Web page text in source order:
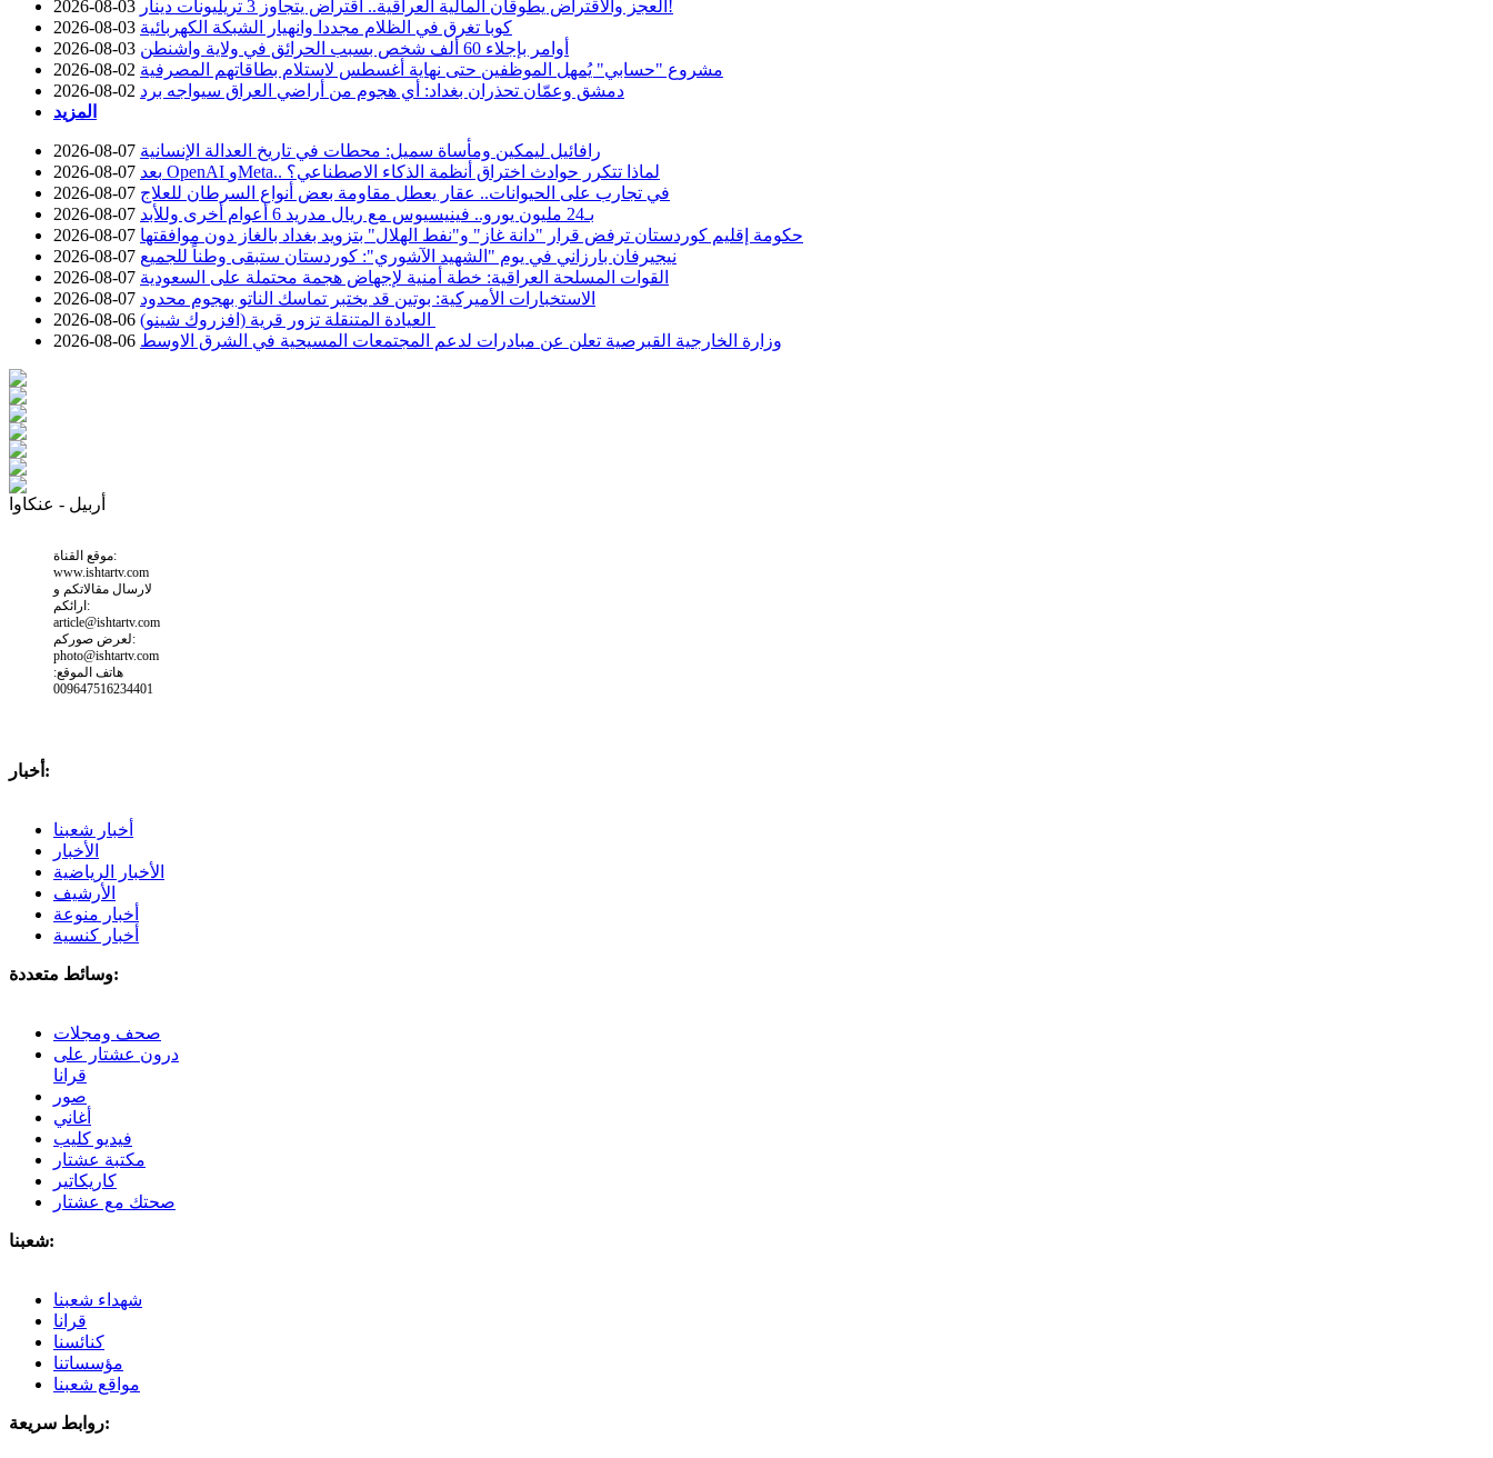
2026-08-03
العجز والاقتراض يطوقان المالية العراقية.. اقتراض يتجاوز 3 تريليونات دينار!
2026-08-03 كوبا تغرق في الظلام مجددا وانهيار الشبكة الكهربائية
2026-08-03
أوامر بإجلاء 60 ألف شخص بسبب الحرائق في ولاية واشنطن
2026-08-02 مشروع "حسابي" يُمهل الموظفين حتى نهاية أغسطس لاستلام بطاقاتهم المصرفية
2026-08-02 دمشق وعمّان تحذران بغداد: أي هجوم من أراضي العراق سيواجه برد
المزيد
2026-08-07 رافائيل ليمكين ومأساة سميل: محطات في تاريخ العدالة الإنسانية
2026-08-07
بعد OpenAI وMeta.. لماذا تتكرر حوادث اختراق أنظمة الذكاء الاصطناعي؟
2026-08-07 في تجارب على الحيوانات.. عقار يعطل مقاومة بعض أنواع السرطان للعلاج
2026-08-07
بـ24 مليون يورو.. فينيسيوس مع ريال مدريد 6 أعوام أخرى وللأبد
2026-08-07 حكومة إقليم كوردستان ترفض قرار "دانة غاز" و"نفط الهلال" بتزويد بغداد بالغاز دون موافقتها
2026-08-07 نيجيرفان بارزاني في يوم "الشهيد الآشوري": كوردستان ستبقى وطناً للجميع
2026-08-07 القوات المسلحة العراقية: خطة أمنية لإجهاض هجمة محتملة على السعودية
2026-08-07 الاستخبارات الأميركية: بوتين قد يختبر تماسك الناتو بهجوم محدود
2026-08-06
2026-08-06 وزارة الخارجية القبرصية تعلن عن مبادرات لدعم المجتمعات المسيحية في الشرق الاوسط
أربيل - عنكاوا
موقع القناة:
www.ishtartv.com
لارسال مقالاتكم و
ارائكم:
article@ishtartv.com
لعرض صوركم:
photo@ishtartv.com
هاتف الموقع:
009647516234401
أخبار:
أخبار شعبنا
الأخبار
الأخبار الرياضية
الأرشيف
أخبار منوعة
أخبار كنسية
وسائط متعددة:
صحف ومجلات
درون عشتار على
قرانا
صور
أغاني
فيديو كليب
مكتبة عشتار
كاريكاتير
صحتك مع عشتار
شعبنا:
شهداء شعبنا
قرانا
كنائسنا
مؤسساتنا
مواقع شعبنا
روابط سريعة: